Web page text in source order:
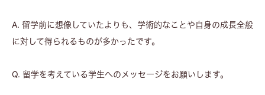
A. 留学前に想像していたよりも、学術的なことや自身の成長全般
に対して得られるものが多かったです。
Q. 留学を考えている学生へのメッセージをお願いします。